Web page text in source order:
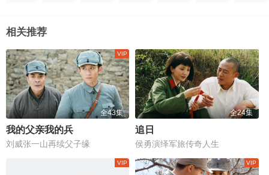
相关推荐
全43集
我的父亲我的兵
刘威张一山再续父子缘
全24集
追日
侯勇演绎军旅传奇人生